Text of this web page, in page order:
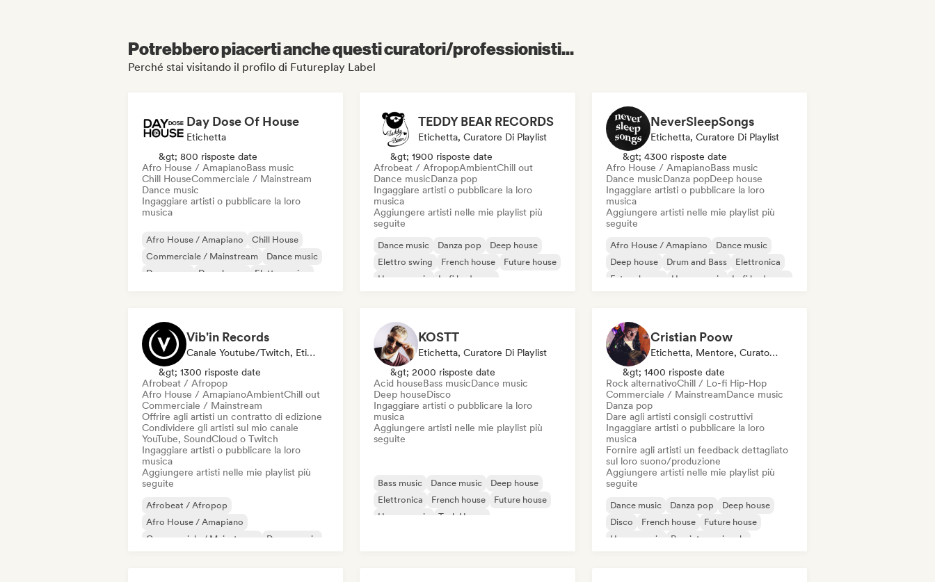
Potrebbero piacerti anche questi curatori/professionisti...
Perché stai visitando il profilo di Futureplay Label
Day Dose Of House
Etichetta
&gt; 800 risposte date
Afro House / AmapianoBass music
Chill HouseCommerciale / Mainstream
Dance music
Ingaggiare artisti o pubblicare la loro
musica
Afro House / Amapiano
Chill House
Commerciale / Mainstream
Dance music
Danza pop
Deep house
Elettro swing
TEDDY BEAR RECORDS
Etichetta, Curatore Di Playlist
&gt; 1900 risposte date
Afrobeat / AfropopAmbientChill out
Dance musicDanza pop
Ingaggiare artisti o pubblicare la loro
musica
Aggiungere artisti nelle mie playlist più
seguite
Dance music Danza pop
Deep house
Elettro swing
French house
Future house
House music
Lofi bedroom
NeverSleepSongs
Etichetta, Curatore Di Playlist
&gt; 4300 risposte date
Afro House / AmapianoBass music
Dance musicDanza popDeep house
Ingaggiare artisti o pubblicare la loro
musica
Aggiungere artisti nelle mie playlist più
seguite
Afro House / Amapiano
Dance music
Deep house
Drum and Bass
Elettronica
Future house
House music Lofi bedroom
Vib'in Records
Canale Youtube/Twitch, Etichetta, Curatore Di Playlist, Editore
&gt; 1300 risposte date
Afrobeat / Afropop
Afro House / AmapianoAmbientChill out
Commerciale / Mainstream
Offrire agli artisti un contratto di edizione
Condividere gli artisti sul mio canale
YouTube, SoundCloud o Twitch
Ingaggiare artisti o pubblicare la loro
musica
Aggiungere artisti nelle mie playlist più
seguite
Afrobeat / Afropop
Afro House / Amapiano
Commerciale / Mainstream
Dance music
KOSTT
Etichetta, Curatore Di Playlist
&gt; 2000 risposte date
Acid houseBass musicDance music
Deep houseDisco
Ingaggiare artisti o pubblicare la loro
musica
Aggiungere artisti nelle mie playlist più
seguite
Bass music Dance music
Deep house
Elettronica
French house
Future house
House music
Tech House
Cristian Poow
Etichetta, Mentore, Curatore Di Playlist, Esperto Del Suono
&gt; 1400 risposte date
Rock alternativoChill / Lo-fi Hip-Hop
Commerciale / MainstreamDance music
Danza pop
Dare agli artisti consigli costruttivi
Ingaggiare artisti o pubblicare la loro
musica
Fornire agli artisti un feedback dettagliato
sul loro suono/produzione
Aggiungere artisti nelle mie playlist più
seguite
Dance music Danza pop
Deep house
Disco
French house
Future house
House music
Pop internazionale